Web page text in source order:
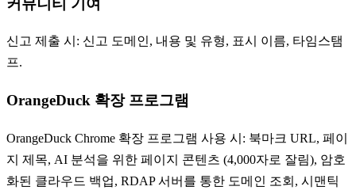
커뮤니티 기여
신고 제출 시: 신고 도메인, 내용 및 유형, 표시 이름, 타임스탬
프.
OrangeDuck 확장 프로그램
OrangeDuck Chrome 확장 프로그램 사용 시: 북마크 URL, 페이
지 제목, AI 분석을 위한 페이지 콘텐츠 (4,000자로 잘림), 암호
화된 클라우드 백업, RDAP 서버를 통한 도메인 조회, 시맨틱